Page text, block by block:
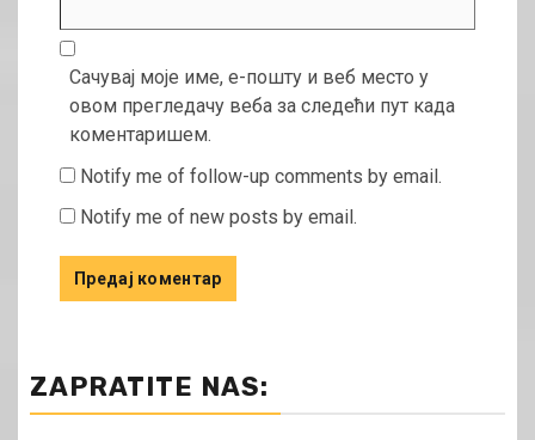
Сачувај моје име, е-пошту и веб место у
овом прегледачу веба за следећи пут када
коментаришем.
Notify me of follow-up comments by email.
Notify me of new posts by email.
ZAPRATITE NAS: